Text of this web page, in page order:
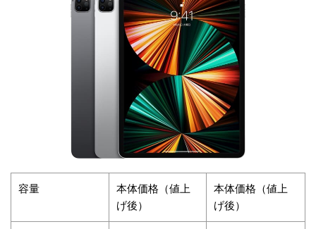
容量
本体価格（値上
げ後）
本体価格（値上
げ後）